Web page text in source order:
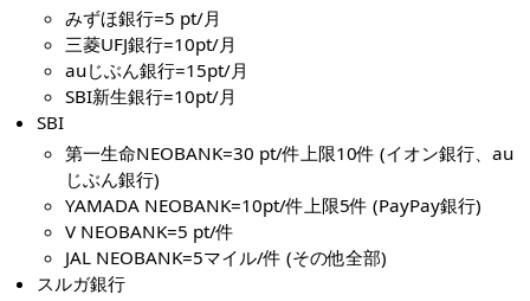
みずほ銀行=5 pt/月
三菱UFJ銀行=10pt/月
auじぶん銀行=15pt/月
SBI新生銀行=10pt/月
SBI
第一生命NEOBANK=30 pt/件上限10件 (イオン銀行、au
じぶん銀行)
YAMADA NEOBANK=10pt/件上限5件 (PayPay銀行)
V NEOBANK=5 pt/件
JAL NEOBANK=5マイル/件 (その他全部)
スルガ銀行